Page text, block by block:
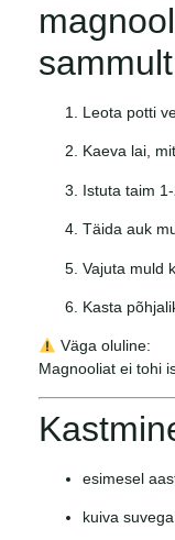
sammult
Leota potti
Kaeva lai,
Istuta taim
Täida auk
Vajuta muld
Kasta
Väga oluline:
Magnooliat ei tohi
esimesel
kuiva